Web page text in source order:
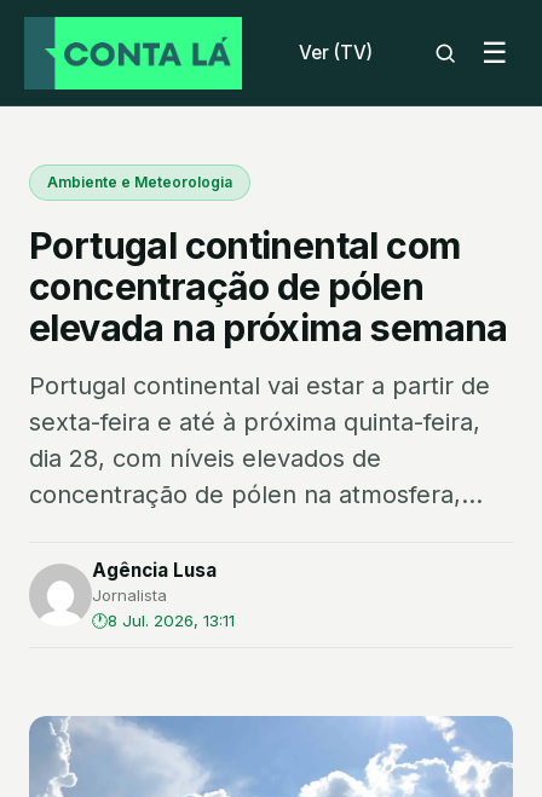
Ver (TV) ☰
Ambiente e Meteorologia
Portugal continental com
concentração de pólen
elevada na próxima semana
Portugal continental vai estar a partir de
sexta-feira e até à próxima quinta-feira,
dia 28, com níveis elevados de
concentração de pólen na atmosfera,...
Agência Lusa
Jornalista
8 Jul. 2026, 13:11